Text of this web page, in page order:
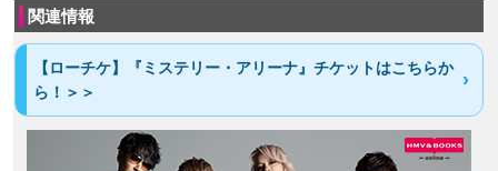
関連情報
【ローチケ】『ミステリー・アリーナ』チケットはこちらか
ら！＞＞